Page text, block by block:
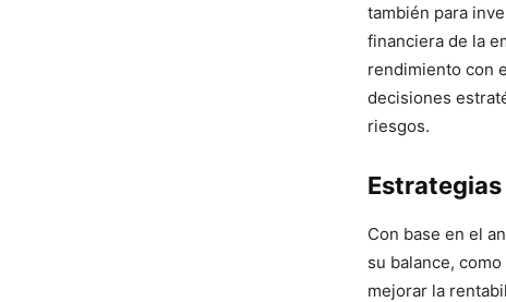
también para
financiera de la
rendimiento con
decisiones
riesgos.
Con base en el
su balance,
mejorar la